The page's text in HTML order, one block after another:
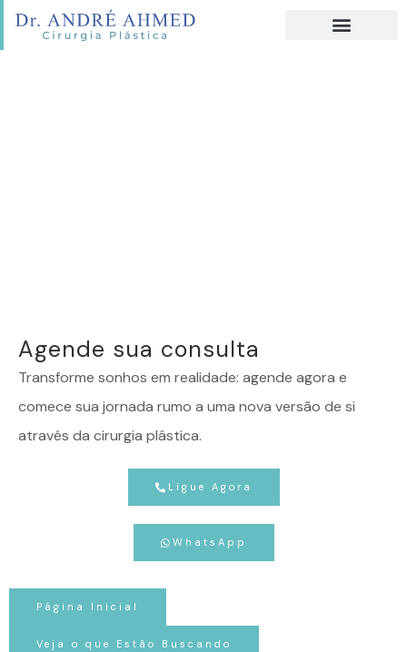
Agende sua consulta
Transforme sonhos em realidade: agende agora e
comece sua jornada rumo a uma nova versão de si
através da cirurgia plástica.
Ligue Agora
WhatsApp
Página Inicial
Veja o que Estão Buscando